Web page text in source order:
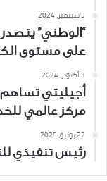
5 سبتمبر، 2024
على مستوى
3 أكتوبر، 2024
أجيليتي
مركز عالمي
22 يونيو، 2025
رئيس تنفيذي